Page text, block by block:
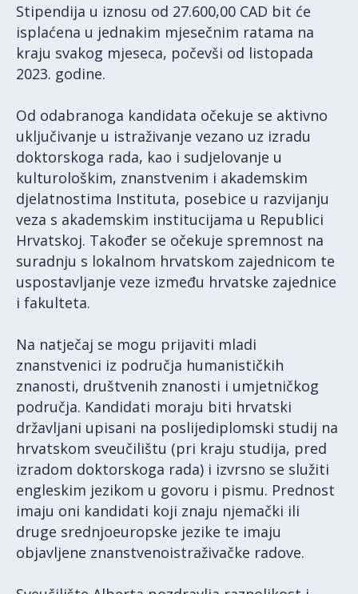
Stipendija u iznosu od 27.600,00 CAD bit će
isplaćena u jednakim mjesečnim ratama na
kraju svakog mjeseca, počevši od listopada
2023. godine.
Od odabranoga kandidata očekuje se aktivno
uključivanje u istraživanje vezano uz izradu
doktorskoga rada, kao i sudjelovanje u
kulturološkim, znanstvenim i akademskim
djelatnostima Instituta, posebice u razvijanju
veza s akademskim institucijama u Republici
Hrvatskoj. Također se očekuje spremnost na
suradnju s lokalnom hrvatskom zajednicom te
uspostavljanje veze između hrvatske zajednice
i fakulteta.
Na natječaj se mogu prijaviti mladi
znanstvenici iz područja humanističkih
znanosti, društvenih znanosti i umjetničkog
područja. Kandidati moraju biti hrvatski
državljani upisani na poslijediplomski studij na
hrvatskom sveučilištu (pri kraju studija, pred
izradom doktorskoga rada) i izvrsno se služiti
engleskim jezikom u govoru i pismu. Prednost
imaju oni kandidati koji znaju njemački ili
druge srednjoeuropske jezike te imaju
objavljene znanstvenoistraživačke radove.